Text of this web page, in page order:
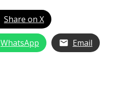
Share on X
WhatsApp Email